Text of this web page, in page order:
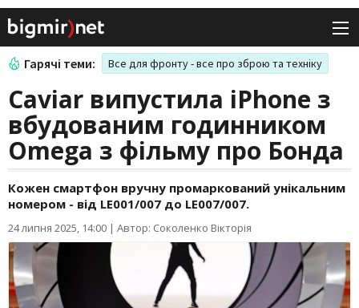
Гарячі теми: Все для фронту - все про зброю та техніку
Caviar випустила iPhone з
вбудованим годинником
Omega з фільму про Бонда
Кожен смартфон вручну промаркований унікальним
номером - від LE001/007 до LE007/007.
24 липня 2025, 14:00 | Автор: Соколенко Вікторія